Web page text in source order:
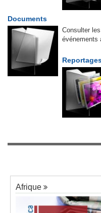
Documents
Consulter les
événements
Afrique